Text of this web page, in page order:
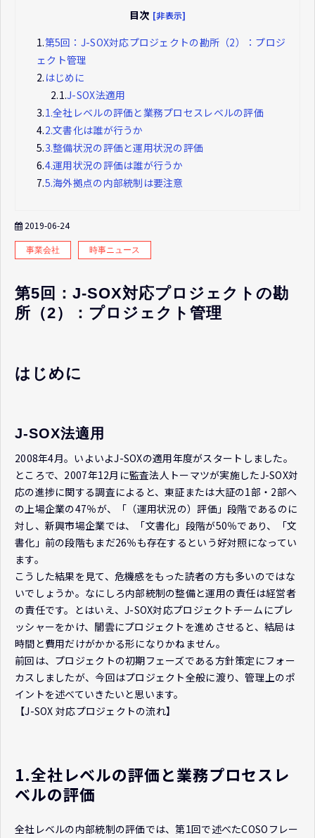
目次 [非表示]
1.第5回：J-SOX対応プロジェクトの勘所（2）：プロジ
ェクト管理
2. はじめに
2.1.J-SOX法適用
3.1.全社レベルの評価と業務プロセスレベルの評価
4.2.文書化は誰が行うか
5.3.整備状況の評価と運用状況の評価
6.4.運用状況の評価は誰が行うか
7.5.海外拠点の内部統制は要注意
2019-06-24
事業会社 時事ニュース
第5回：J-SOX対応プロジェクトの勘
所（2）：プロジェクト管理
はじめに
J-SOX法適用
2008年4月。いよいよJ-SOXの適用年度がスタートしました。
ところで、2007年12月に監査法人トーマツが実施したJ-SOX対
応の進捗に関する調査によると、東証または大証の1部・2部へ
の上場企業の47％が、「（運用状況の）評価」段階であるのに
対し、新興市場企業では、「文書化」段階が50％であり、「文
書化」前の段階もまだ26％も存在するという好対照になってい
ます。
こうした結果を見て、危機感をもった読者の方も多いのではな
いでしょうか。なにしろ内部統制の整備と運用の責任は経営者
の責任です。とはいえ、J-SOX対応プロジェクトチームにプレ
ッシャーをかけ、闇雲にプロジェクトを進めさせると、結局は
時間と費用だけがかかる形になりかねません。
前回は、プロジェクトの初期フェーズである方針策定にフォー
カスしましたが、今回はプロジェクト全般に渡り、管理上のポ
イントを述べていきたいと思います。
【J-SOX 対応プロジェクトの流れ】
1.全社レベルの評価と業務プロセスレ
ベルの評価
全社レベルの内部統制の評価では、第1回で述べたCOSOフレー